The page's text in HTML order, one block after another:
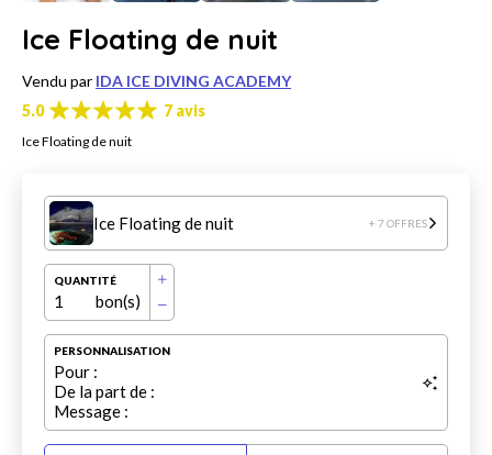
Ice Floating de nuit
Vendu par IDA ICE DIVING ACADEMY
5.0
7 avis
Ice Floating de nuit
Ice Floating de nuit + 7 OFFRES
QUANTITÉ
1 bon(s)
PERSONNALISATION
Pour :
De la part de :
Message :